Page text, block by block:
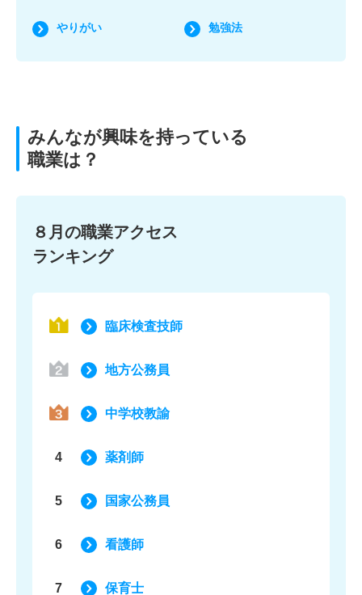
やりがい 勉強法
みんなが興味を持っている
職業は？
８月の職業アクセス
ランキング
臨床検査技師
地方公務員
中学校教諭
4 薬剤師
5 国家公務員
6 看護師
7 保育士